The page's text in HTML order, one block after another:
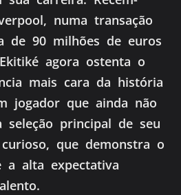
numa transação
de 90 milhões de euros
agora ostenta o
mais cara da história
jogador que ainda não
seleção principal de seu
que demonstra o
a alta expectativa